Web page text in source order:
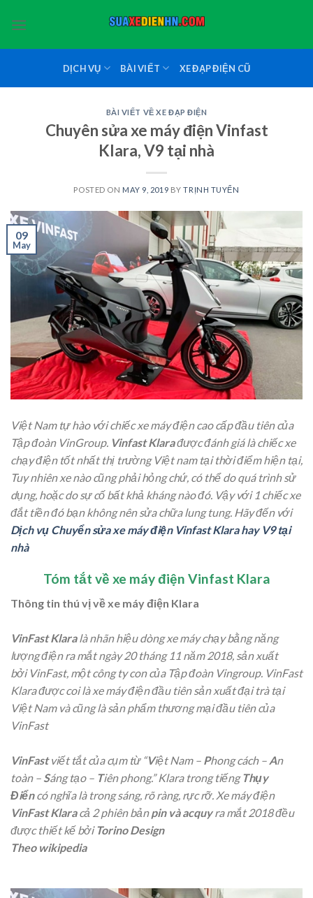
DỊCH VỤ BÀI VIẾT XE ĐẠP ĐIỆN CŨ
BÀI VIẾT VỀ XE ĐẠP ĐIỆN
Chuyên sửa xe máy điện Vinfast
Klara, V9 tại nhà
POSTED ON MAY 9, 2019 BYTRỊNH TUYỂN
09
May
Việt Nam tự hào với chiếc xe máy điện cao cấp đầu tiên của
Tập đoàn VinGroup. Vinfast Klarađược đánh giá là chiếc xe
chạy điện tốt nhất thị trường Việt nam tại thời điểm hiện tại,
Tuy nhiên xe nào cũng phải hỏng chứ, có thể do quá trình sử
dụng, hoặc do sự cố bất khả kháng nào đó. Vậy với 1 chiếc xe
đắt tiền đó bạn không nên sửa chữa lung tung. Hãy đến với
Dịch vụ Chuyển sửa xe máy điện Vinfast Klara hay V9 tại
nhà
Tóm tắt về xe máy điện Vinfast Klara
Thông tin thú vị về xe máy điện Klara
VinFast Klaralà nhãn hiệu dòng xe máy chạy bằng năng
lượng điện ra mắt ngày 20 tháng 11 năm 2018, sản xuất
bởi VinFast, một công ty con của Tập đoàn Vingroup. VinFast
Klara được coi là xe máy điện đầu tiên sản xuất đại trà tại
Việt Nam và cũng là sản phẩm thương mại đầu tiên của
VinFast
VinFastviết tắt của cụm từ “Việt Nam – Phong cách – An
toàn – Sáng tạo – Tiên phong.” Klara trong tiếngThụy
Điểncó nghĩa là trong sáng, rõ ràng, rực rỡ. Xe máy điện
VinFast Klaracả 2 phiên bảnpin và acquyra mắt 2018 đều
được thiết kếbởiTorino Design
Theo wikipedia